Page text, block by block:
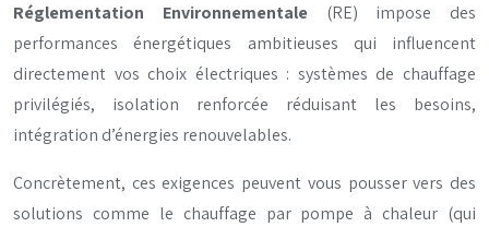
Réglementation Environnementale(RE) impose des
performances énergétiques ambitieuses qui influencent
directement vos choix électriques : systèmes de chauffage
privilégiés, isolation renforcée réduisant les besoins,
intégration d’énergies renouvelables.
Concrètement, ces exigences peuvent vous pousser vers des
solutions comme le chauffage par pompe à chaleur (qui